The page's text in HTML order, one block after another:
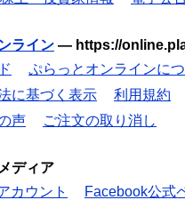
ライン — https://
ぷらっとオンラインに
に基づく表示
利用規約
声
ご注文の取り消し
ディア
カウント
Facebook公式